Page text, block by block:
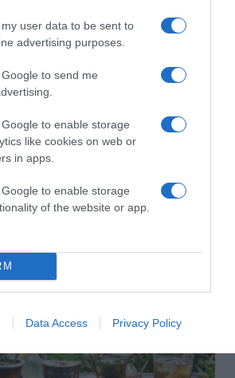
user data to be sent to
advertising purposes.
to send me
to enable storage
like cookies on web or
in apps.
to enable storage
of the website or app.
Data Access Privacy Policy